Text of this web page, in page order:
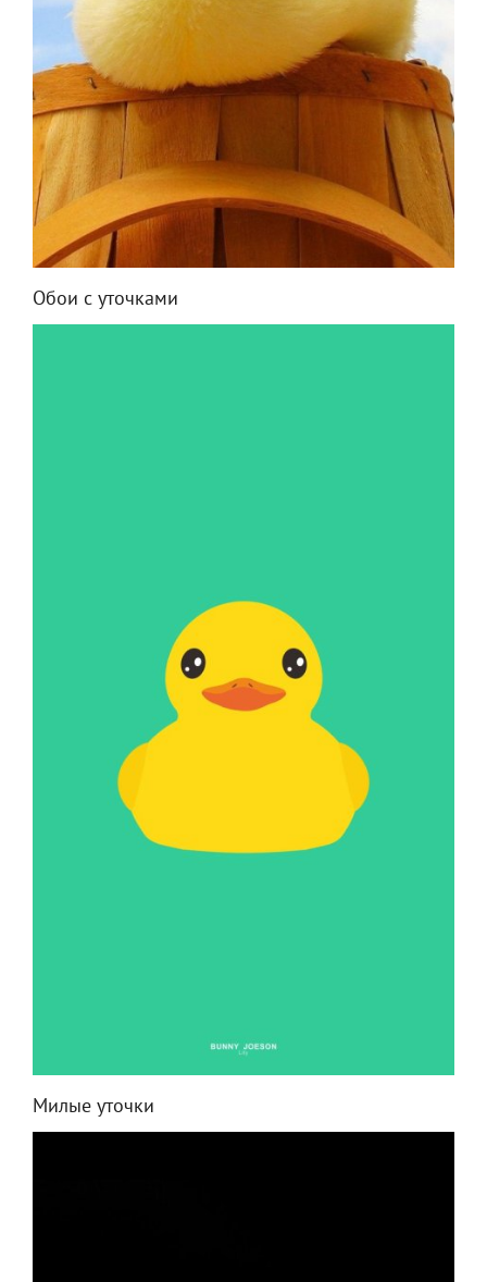
Обои с уточками
Милые уточки